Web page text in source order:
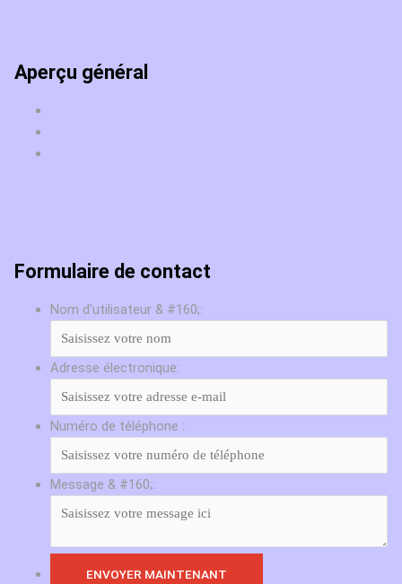
Aperçu général
Formulaire de contact
Nom d'utilisateur & #160;:
Adresse électronique:
Numéro de téléphone :
Message & #160;: